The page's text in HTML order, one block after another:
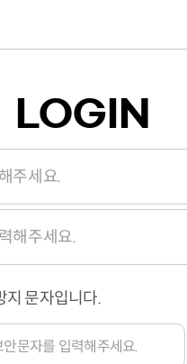
LOGIN
지 문자입니다.